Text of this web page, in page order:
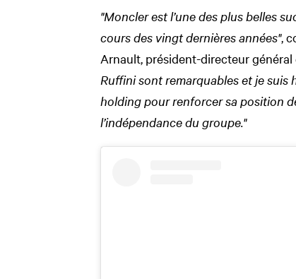
"Moncler est l’une des plus belles
cours des vingt dernières années",
Arnault, président-directeur général
Ruffini sont remarquables et je suis
holding pour renforcer sa position
l’indépendance du groupe."